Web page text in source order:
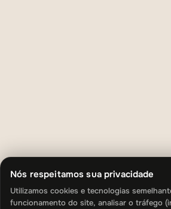
Nós respeitamos sua privacidade
Utilizamos cookies e tecnologias
funcionamento do site, analisar o tráfego